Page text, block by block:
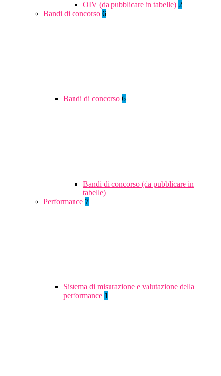
OIV (da pubblicare in tabelle) 2
Bandi di concorso 6
Bandi di concorso 6
Bandi di concorso (da pubblicare in
tabelle)
Performance 7
Sistema di misurazione e valutazione della
performance 1